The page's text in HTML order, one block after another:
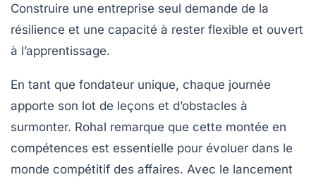
Construire une entreprise seul demande de la
résilience et une capacité à rester flexible et ouvert
à l’apprentissage.
En tant que fondateur unique, chaque journée
apporte son lot de leçons et d’obstacles à
surmonter. Rohal remarque que cette montée en
compétences est essentielle pour évoluer dans le
monde compétitif des affaires. Avec le lancement